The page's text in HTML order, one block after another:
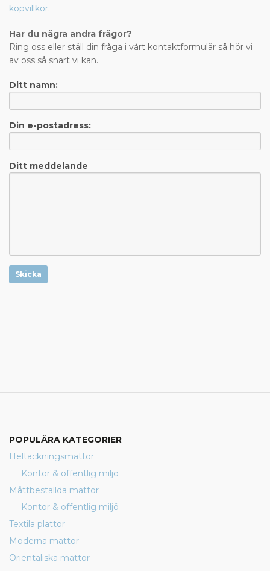
köpvillkor.
Har du några andra frågor?
Ring oss eller ställ din fråga i vårt kontaktformulär så hör vi
av oss så snart vi kan.
Ditt namn:
Din e-postadress:
Ditt meddelande
Skicka
POPULÄRA KATEGORIER
Heltäckningsmattor
Kontor & offentlig miljö
Måttbeställda mattor
Kontor & offentlig miljö
Textila plattor
Moderna mattor
Orientaliska mattor